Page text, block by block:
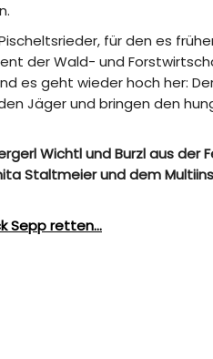
für den es
der Wald- und
es geht wieder hoch her:
Jäger und bringen den
Wichtl und Burzl aus der
Staltmeier und dem
Sepp retten…